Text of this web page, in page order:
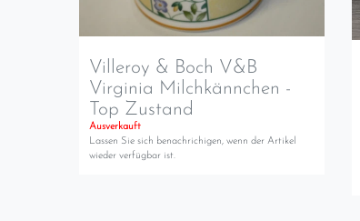
Villeroy & Boch V&B
Virginia Milchkännchen -
Top Zustand
Ausverkauft
Lassen Sie sich benachrichigen, wenn der Artikel
wieder verfügbar ist.